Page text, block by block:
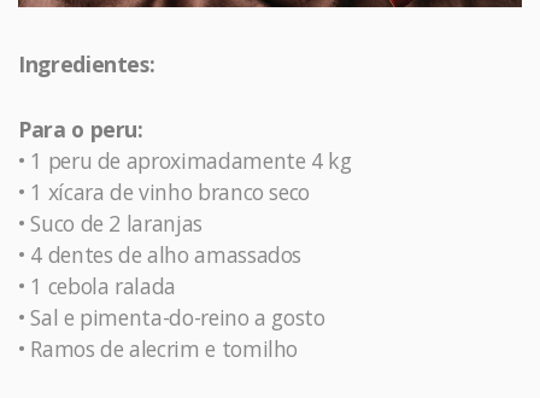
Ingredientes:
Para o peru:
• 1 peru de aproximadamente 4 kg
• 1 xícara de vinho branco seco
• Suco de 2 laranjas
• 4 dentes de alho amassados
• 1 cebola ralada
• Sal e pimenta-do-reino a gosto
• Ramos de alecrim e tomilho